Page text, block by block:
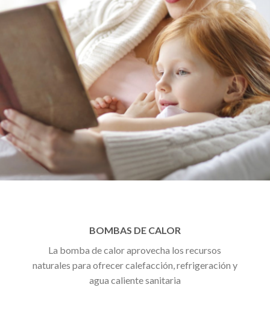
BOMBAS DE CALOR
La bomba de calor aprovecha los recursos
naturales para ofrecer calefacción, refrigeración y
agua caliente sanitaria